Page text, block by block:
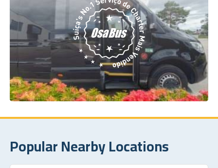
Popular Nearby Locations